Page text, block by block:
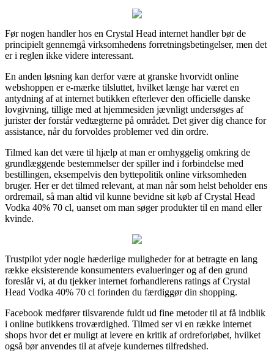
Før nogen handler hos en Crystal Head internet handler bør de
principielt gennemgå virksomhedens forretningsbetingelser, men det
er i reglen ikke videre interessant.
En anden løsning kan derfor være at granske hvorvidt online
webshoppen er e-mærke tilsluttet, hvilket længe har været en
antydning af at internet butikken efterlever den officielle danske
lovgivning, tillige med at hjemmesiden jævnligt undersøges af
jurister der forstår vedtægterne på området. Det giver dig chance for
assistance, når du forvoldes problemer ved din ordre.
Tilmed kan det være til hjælp at man er omhyggelig omkring de
grundlæggende bestemmelser der spiller ind i forbindelse med
bestillingen, eksempelvis den byttepolitik online virksomheden
bruger. Her er det tilmed relevant, at man når som helst beholder ens
ordremail, så man altid vil kunne bevidne sit køb af Crystal Head
Vodka 40% 70 cl, uanset om man søger produkter til en mand eller
kvinde.
Trustpilot yder nogle hæderlige muligheder for at betragte en lang
række eksisterende konsumenters evalueringer og af den grund
foreslår vi, at du tjekker internet forhandlerens ratings af Crystal
Head Vodka 40% 70 cl forinden du færdiggør din shopping.
Facebook medfører tilsvarende fuldt ud fine metoder til at få indblik
i online butikkens troværdighed. Tilmed ser vi en række internet
shops hvor det er muligt at levere en kritik af ordreforløbet, hvilket
også bør anvendes til at afveje kundernes tilfredshed.